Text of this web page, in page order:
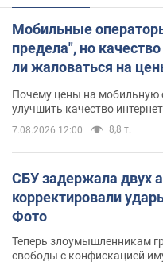
Мобильные
предела", но
ли жаловаться на
Почему цены на мобильную
улучшить качество
7.08.2026 12:00 8,8 т.
СБУ задержала двух
корректировали
Фото
Теперь злоумышленникам
свободы с конфискацией